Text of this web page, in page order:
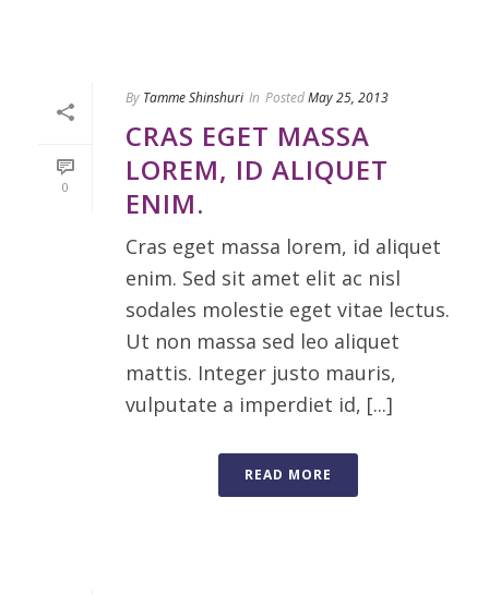
0
By Tamme Shinshuri In PostedMay 25, 2013
CRAS EGET MASSA
LOREM, ID ALIQUET
ENIM.
Cras eget massa lorem, id aliquet
enim. Sed sit amet elit ac nisl
sodales molestie eget vitae lectus.
Ut non massa sed leo aliquet
mattis. Integer justo mauris,
vulputate a imperdiet id, [...]
READ MORE